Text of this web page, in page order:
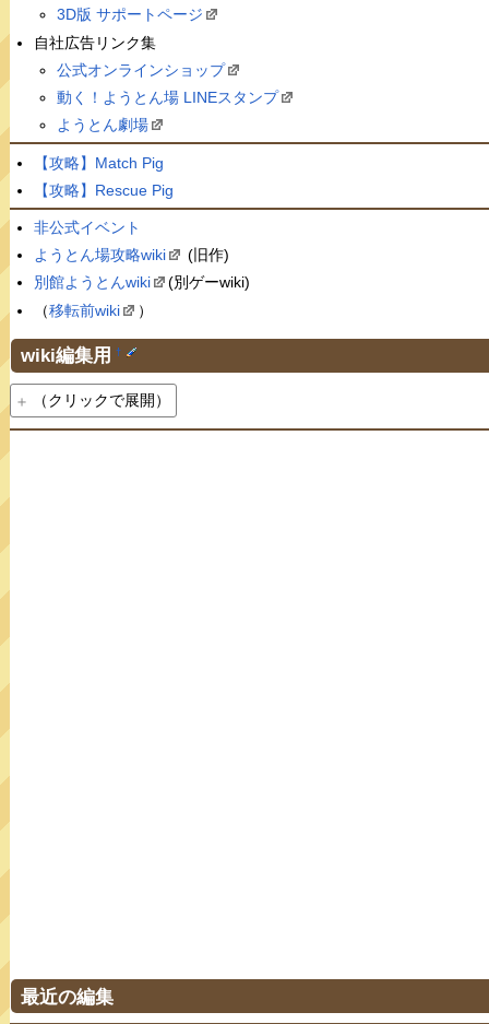
3D版 サポートページ
自社広告リンク集
公式オンラインショップ
動く！ようとん場 LINEスタンプ
ようとん劇場
【攻略】Match Pig
【攻略】Rescue Pig
非公式イベント
ようとん場攻略wiki
(旧作)
別館ようとんwiki
(別ゲーwiki)
（移転前wiki ）
wiki編集用 †
（クリックで展開）
最近の編集